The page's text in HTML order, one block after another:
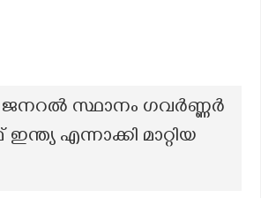
സ്ഥാനം ഗവർണ്ണർ
എന്നാക്കി മാറ്റിയ